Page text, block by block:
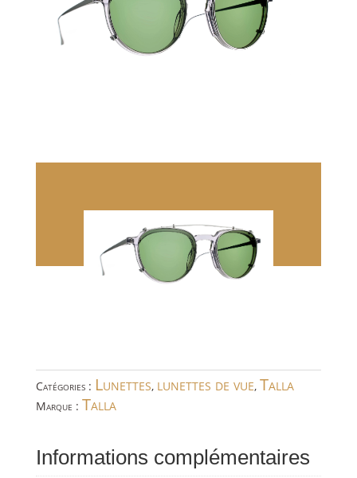
Catégories : Lunettes, lunettes de vue, Talla
Marque : Talla
Informations complémentaires